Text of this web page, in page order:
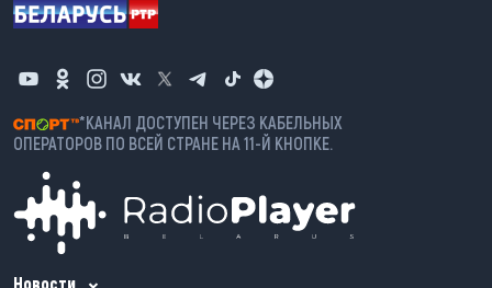
*КАНАЛ ДОСТУПЕН ЧЕРЕЗ КАБЕЛЬНЫХ
ОПЕРАТОРОВ ПО ВСЕЙ СТРАНЕ НА 11-Й КНОПКЕ.
Новости